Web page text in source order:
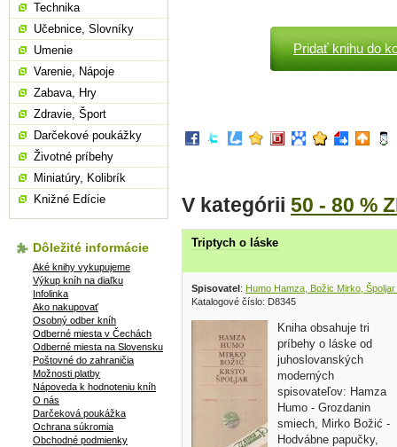
Pridať knihu do
V kategórii 50 - 80 %
Triptych o láske
Spisovatel: Humo Hamza, Božic Mirko,
Katalogové číslo: D8345
Kniha obsahuje tri
príbehy o láske od
juhoslovanských
moderných
spisovateľov: Hamza
Humo - Grozdanin
smiech, Mirko Božić -
Hodvábne papučky,
Technika
Učebnice, Slovníky
Umenie
Varenie, Nápoje
Zabava, Hry
Zdravie, Šport
Darčekové poukážky
Životné príbehy
Miniatúry, Kolibrík
Knižné Edície
Dôležité informácie
Aké knihy vykupujeme
Výkup kníh na diaľku
Infolinka
Ako nakupovať
Osobný odber kníh
Odberné miesta v Čechách
Odberné miesta na Slovensku
Poštovné do zahraničia
Možnosti platby
Nápoveda k hodnoteniu kníh
O nás
Darčeková poukážka
Ochrana súkromia
Obchodné podmienky